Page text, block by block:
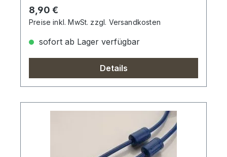
Regulärer Preis:
8,90 €
Preise inkl. MwSt. zzgl. Versandkosten
sofort ab Lager verfügbar
Details